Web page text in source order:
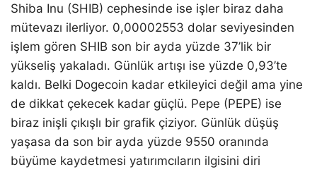
Shiba Inu (SHIB) cephesinde ise işler biraz daha
mütevazı ilerliyor. 0,00002553 dolar seviyesinden
işlem gören SHIB son bir ayda yüzde 37’lik bir
yükseliş yakaladı. Günlük artışı ise yüzde 0,93’te
kaldı. Belki Dogecoin kadar etkileyici değil ama yine
de dikkat çekecek kadar güçlü. Pepe (PEPE) ise
biraz inişli çıkışlı bir grafik çiziyor. Günlük düşüş
yaşasa da son bir ayda yüzde 9550 oranında
büyüme kaydetmesi yatırımcıların ilgisini diri